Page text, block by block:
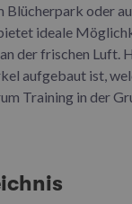
Blücherpark oder
ideale
der frischen Luft.
aufgebaut ist,
Training in der